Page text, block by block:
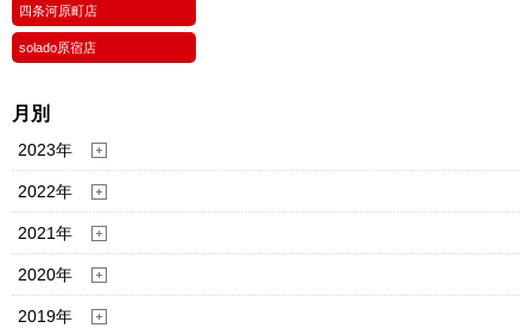
四条河原町店
solado原宿店
月別
2023年
2022年
2021年
2020年
2019年